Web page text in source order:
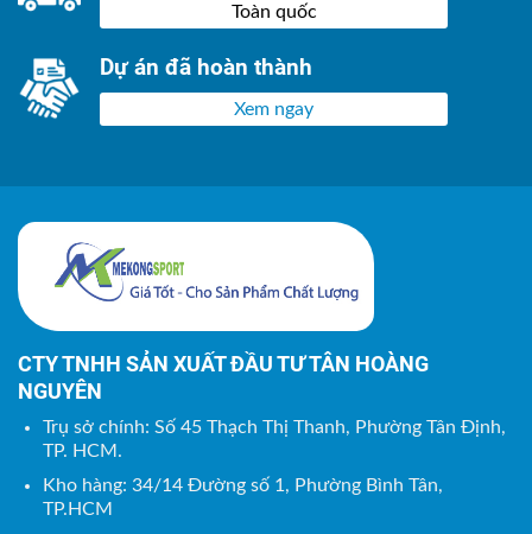
Toàn quốc
Dự án đã hoàn thành
Xem ngay
CTY TNHH SẢN XUẤT ĐẦU TƯ TÂN HOÀNG
NGUYÊN
Trụ sở chính: Số 45 Thạch Thị Thanh, Phường Tân Định,
TP. HCM.
Kho hàng: 34/14 Đường số 1, Phường Bình Tân,
TP.HCM